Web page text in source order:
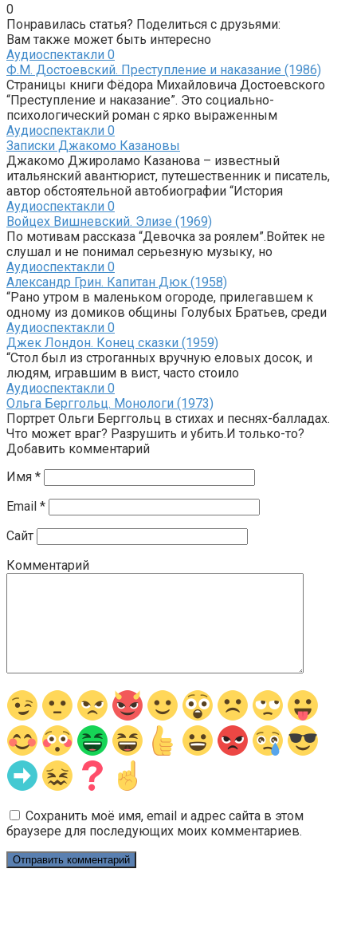
0
Понравилась статья? Поделиться с друзьями:
Вам также может быть интересно
Аудиоспектакли 0
Ф.М. Достоевский. Преступление и наказание (1986)
Страницы книги Фёдора Михайловича Достоевского
“Преступление и наказание”. Это социально-
психологический роман с ярко выраженным
Аудиоспектакли 0
Записки Джакомо Казановы
Джакомо Джироламо Казанова – известный
итальянский авантюрист, путешественник и писатель,
автор обстоятельной автобиографии “История
Аудиоспектакли 0
Войцех Вишневский. Элизе (1969)
По мотивам рассказа “Девочка за роялем”.Войтек не
слушал и не понимал серьезную музыку, но
Аудиоспектакли 0
Александр Грин. Капитан Дюк (1958)
“Рано утром в маленьком огороде, прилегавшем к
одному из домиков общины Голубых Братьев, среди
Аудиоспектакли 0
Джек Лондон. Конец сказки (1959)
“Стол был из строганных вручную еловых досок, и
людям, игравшим в вист, часто стоило
Аудиоспектакли 0
Ольга Берггольц. Монологи (1973)
Портрет Ольги Берггольц в стихах и песнях-балладах.
Что может враг? Разрушить и убить.И только-то?
Добавить комментарий
Имя *
Email *
Сайт
Комментарий
Сохранить моё имя, email и адрес сайта в этом
браузере для последующих моих комментариев.